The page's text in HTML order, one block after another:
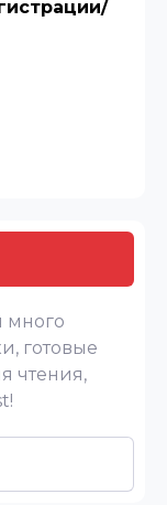
много
готовые
чтения,